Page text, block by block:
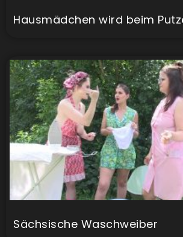
Hausmädchen wird beim
Sächsische Waschweiber